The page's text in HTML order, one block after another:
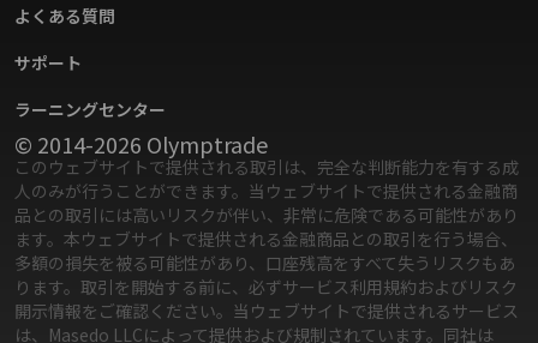
よくある質問
サポート
ラーニングセンター
© 2014-2026 Olymptrade
このウェブサイトで提供される取引は、完全な判断能力を有する成
人のみが行うことができます。当ウェブサイトで提供される金融商
品との取引には高いリスクが伴い、非常に危険である可能性があり
ます。本ウェブサイトで提供される金融商品との取引を行う場合、
多額の損失を被る可能性があり、口座残高をすべて失うリスクもあ
ります。取引を開始する前に、必ずサービス利用規約およびリスク
開示情報をご確認ください。 当ウェブサイトで提供されるサービス
は、Masedo LLCによって提供および規制されています。同社は